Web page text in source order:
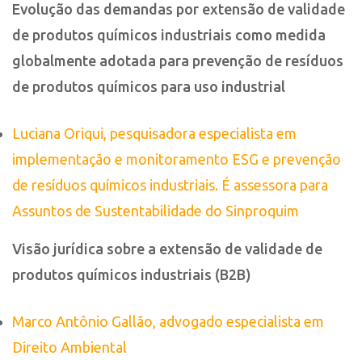
Evolução das demandas por extensão de validade
de produtos químicos industriais como medida
globalmente adotada para prevenção de resíduos
de produtos químicos para uso industrial
Luciana Oriqui, pesquisadora especialista em
implementação e monitoramento ESG e prevenção
de resíduos químicos industriais. É assessora para
Assuntos de Sustentabilidade do Sinproquim
Visão jurídica sobre a extensão de validade de
produtos químicos industriais (B2B)
Marco Antônio Gallão, advogado especialista em
Direito Ambiental